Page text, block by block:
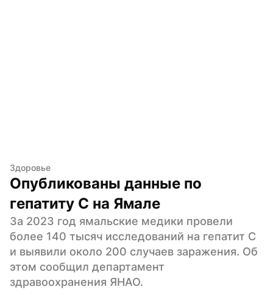
Здоровье
Опубликованы данные по
гепатиту C на Ямале
За 2023 год ямальские медики провели
более 140 тысяч исследований на гепатит C
и выявили около 200 случаев заражения. Об
этом сообщил департамент
здравоохранения ЯНАО.